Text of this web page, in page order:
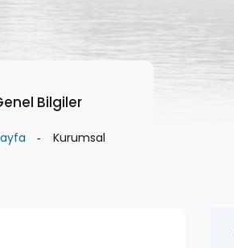
Bilgiler
Kurumsal